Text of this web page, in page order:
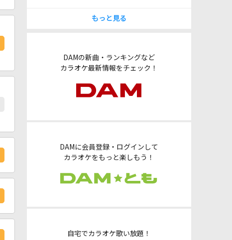
もっと見る
DAMの新曲・ランキングなど
カラオケ最新情報をチェック！
DAMに会員登録・ログインして
カラオケをもっと楽しもう！
自宅でカラオケ歌い放題！